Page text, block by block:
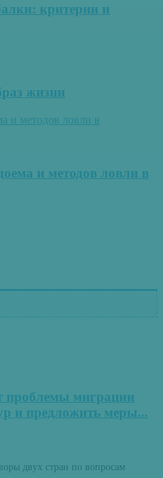
критерии и
жизни
и методов ловли в
проблемы миграции
и предложить меры...
двух стран по вопросам